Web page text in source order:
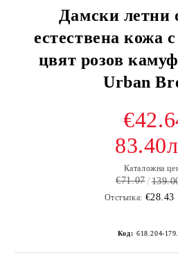
Дамски летни
естествена кожа
цвят розов
Urban
Каталожна
€71.07
Отстъпка: €28.43
Код: 618.204-